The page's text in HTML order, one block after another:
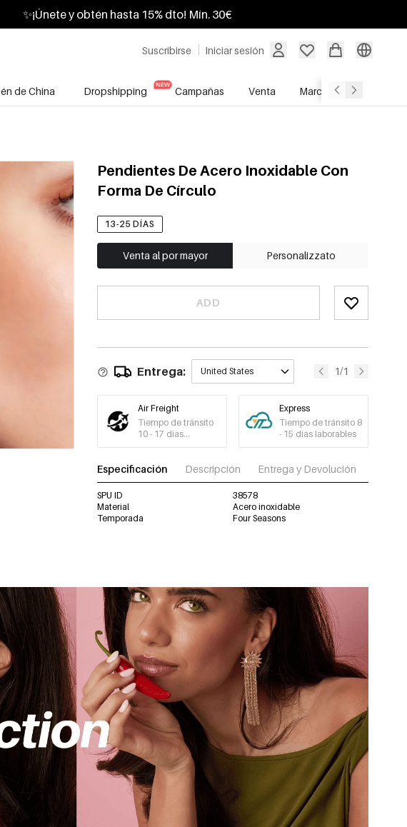
✨¡Únete y obtén hasta 15% dto! Mín. 30€
Suscribirse Iniciar sesión
de China Dropshipping Campañas Venta Marcas
Pendientes De Acero Inoxidable Con
Forma De Círculo
13-25 DÍAS
Venta al por mayor Personalizzato
ADD
Entrega: United States 1/1
Air Freight
Tiempo de tránsito
10 - 17 días
laborables
Express
Tiempo de tránsito 8
- 15 días laborables
Especificación Descripción Entrega y Devolución
SPU ID
38578
Material
Acero inoxidable
Temporada
Four Seasons